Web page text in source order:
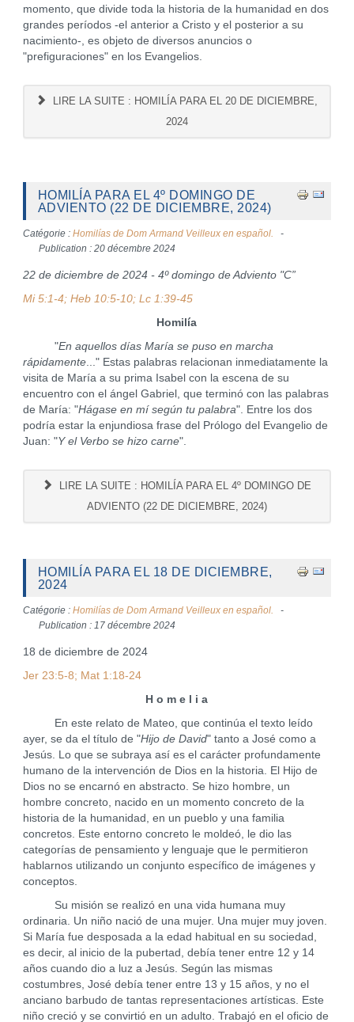
momento, que divide toda la historia de la humanidad en dos
grandes períodos -el anterior a Cristo y el posterior a su
nacimiento-, es objeto de diversos anuncios o
"prefiguraciones" en los Evangelios.
LIRE LA SUITE : HOMILÍA PARA EL 20 DE DICIEMBRE,
2024
HOMILÍA PARA EL 4º DOMINGO DE
ADVIENTO (22 DE DICIEMBRE, 2024)
Catégorie : Homilías de Dom Armand Veilleux en español.
Publication : 20 décembre 2024
22 de diciembre de 2024 - 4º domingo de Adviento "C”
Mi 5:1-4; Heb 10:5-10; Lc 1:39-45
Homilía
"En aquellos días María se puso en marcha
rápidamente..." Estas palabras relacionan inmediatamente la
visita de María a su prima Isabel con la escena de su
encuentro con el ángel Gabriel, que terminó con las palabras
de María: "Hágase en mí según tu palabra". Entre los dos
podría estar la enjundiosa frase del Prólogo del Evangelio de
Juan: "Y el Verbo se hizo carne".
LIRE LA SUITE : HOMILÍA PARA EL 4º DOMINGO DE
ADVIENTO (22 DE DICIEMBRE, 2024)
HOMILÍA PARA EL 18 DE DICIEMBRE,
2024
Catégorie : Homilías de Dom Armand Veilleux en español.
Publication : 17 décembre 2024
18 de diciembre de 2024
Jer 23:5-8; Mat 1:18-24
H o m e l i a
En este relato de Mateo, que continúa el texto leído
ayer, se da el título de "Hijo de David" tanto a José como a
Jesús. Lo que se subraya así es el carácter profundamente
humano de la intervención de Dios en la historia. El Hijo de
Dios no se encarnó en abstracto. Se hizo hombre, un
hombre concreto, nacido en un momento concreto de la
historia de la humanidad, en un pueblo y una familia
concretos. Este entorno concreto le moldeó, le dio las
categorías de pensamiento y lenguaje que le permitieron
hablarnos utilizando un conjunto específico de imágenes y
conceptos.
Su misión se realizó en una vida humana muy
ordinaria. Un niño nació de una mujer. Una mujer muy joven.
Si María fue desposada a la edad habitual en su sociedad,
es decir, al inicio de la pubertad, debía tener entre 12 y 14
años cuando dio a luz a Jesús. Según las mismas
costumbres, José debía tener entre 13 y 15 años, y no el
anciano barbudo de tantas representaciones artísticas. Este
niño creció y se convirtió en un adulto. Trabajó en el oficio de